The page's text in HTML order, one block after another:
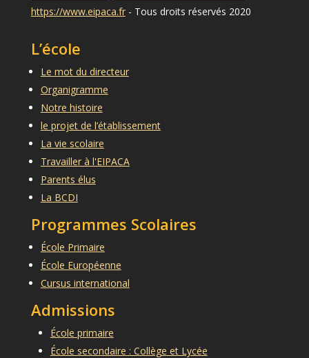
https://www.eipaca.fr- Tous droits réservés 2020
L’école
Le mot du directeur
Organigramme
Notre histoire
le projet de l’établissement
La vie scolaire
Travailler à l'EIPACA
Parents élus
La BCDI
Programmes Scolaires
École Primaire
École Européenne
Cursus international
Admissions
École primaire
École secondaire : Collège et Lycée